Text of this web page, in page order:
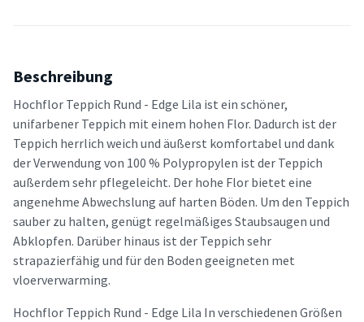
Beschreibung
Hochflor Teppich Rund - Edge Lila ist ein schöner,
unifarbener Teppich mit einem hohen Flor. Dadurch ist der
Teppich herrlich weich und äußerst komfortabel und dank
der Verwendung von 100 % Polypropylen ist der Teppich
außerdem sehr pflegeleicht. Der hohe Flor bietet eine
angenehme Abwechslung auf harten Böden. Um den Teppich
sauber zu halten, genügt regelmäßiges Staubsaugen und
Abklopfen. Darüber hinaus ist der Teppich sehr
strapazierfähig und für den Boden geeigneten met
vloerverwarming.
Hochflor Teppich Rund - Edge Lila In verschiedenen Größen